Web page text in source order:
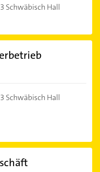
Schwäbisch Hall
Schwäbisch Hall